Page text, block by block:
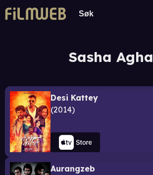
Sasha Agha
Desi Kattey
2014
Aurangzeb